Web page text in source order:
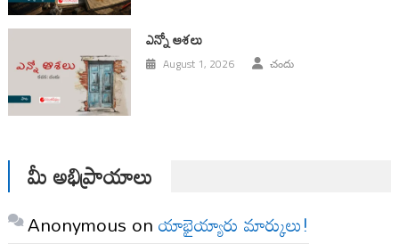
ఎన్నో ఆశలు
August 1, 2026 చందు
మీ అభిప్రాయాలు
Anonymous onయాభైయ్యారు మార్కులు!